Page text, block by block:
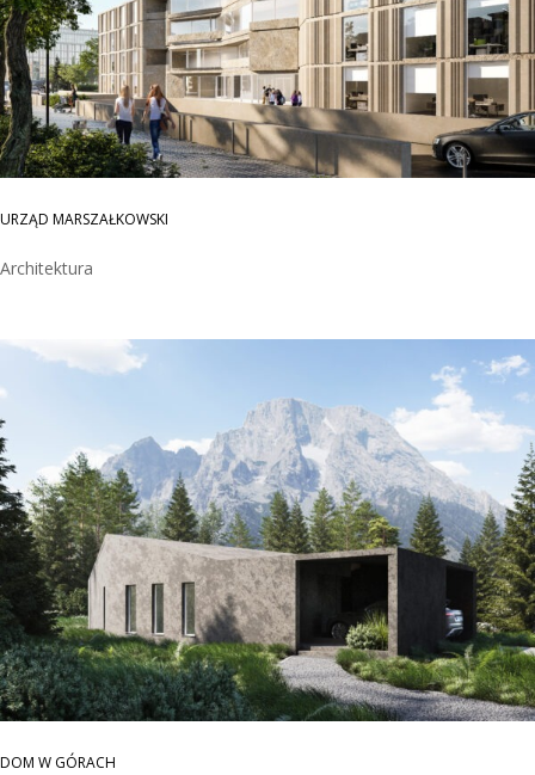
URZĄD MARSZAŁKOWSKI
Architektura
DOM W GÓRACH